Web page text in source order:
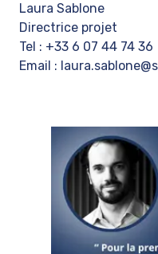
Laura Sablone
Directrice projet
Tel : +33 6 07 44 74 36
Email :